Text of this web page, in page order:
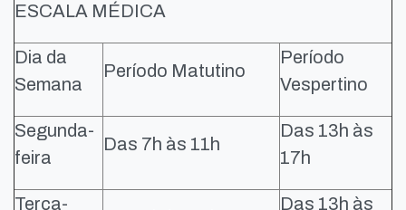
ESCALA MÉDICA
Dia da
Semana
Período Matutino
Período
Vespertino
Segunda-
feira
Das 7h às 11h
Das 13h às
17h
Terça-
Das 13h às